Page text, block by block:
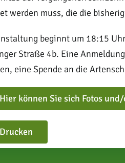
werden muss, die die
beginnt um 18:15
Straße 4b. Eine
eine Spende an die
Hier können Sie sich Fotos
Drucken